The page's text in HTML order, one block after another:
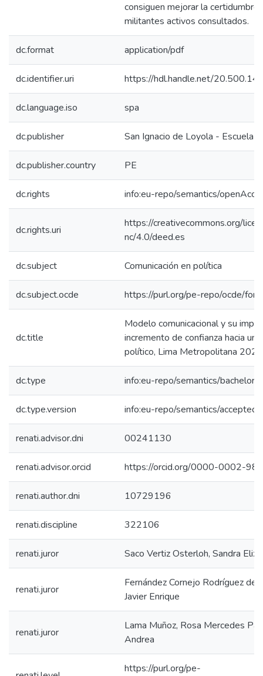
consiguen mejorar la certidumbre
militantes activos consultados.
dc.format application/pdf
dc.identifier.uri https://hdl.handle.net/
dc.language.iso spa
dc.publisher San Ignacio de Loyola - Escuela
dc.publisher.country PE
dc.rights info:eu-repo/semantics/
dc.rights.uri
https://creativecommons.org/
nc/4.0/deed.es
dc.subject Comunicación en política
dc.subject.ocde https://purl.org/pe-repo/ocde/
dc.title
Modelo comunicacional y su
incremento de confianza hacia un
político, Lima Metropolitana 2024
dc.type info:eu-repo/semantics/
dc.type.version info:eu-repo/semantics/
renati.advisor.dni 00241130
renati.advisor.orcid https://orcid.org/0000-0002-
renati.author.dni 10729196
renati.discipline 322106
renati.juror Saco Vertiz Osterloh, Sandra
renati.juror
Fernández Cornejo Rodríguez del
Javier Enrique
renati.juror
Lama Muñoz, Rosa Mercedes
Andrea
https://purl.org/pe-